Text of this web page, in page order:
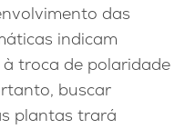
das
indicam
troca de polaridade
buscar
plantas trará